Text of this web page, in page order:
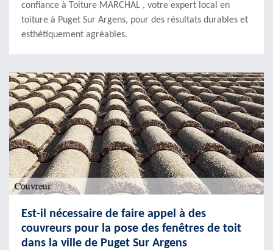
confiance à Toiture MARCHAL , votre expert local en
toiture à Puget Sur Argens, pour des résultats durables et
esthétiquement agréables.
Est-il nécessaire de faire appel à des
couvreurs pour la pose des fenêtres de toit
dans la ville de Puget Sur Argens